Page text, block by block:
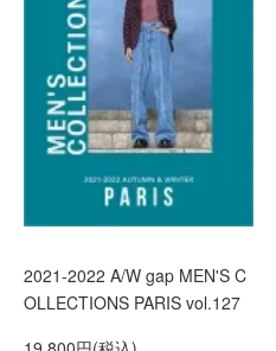
2021-2022 A/W gap MEN'S C
OLLECTIONS PARIS vol.127